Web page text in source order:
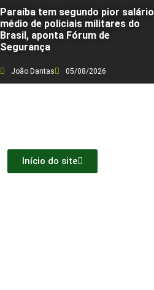
Paraíba tem segundo pior salário
médio de policiais militares do
Brasil, aponta Fórum de
Segurança
João Dantas 05/08/2026
Início do site